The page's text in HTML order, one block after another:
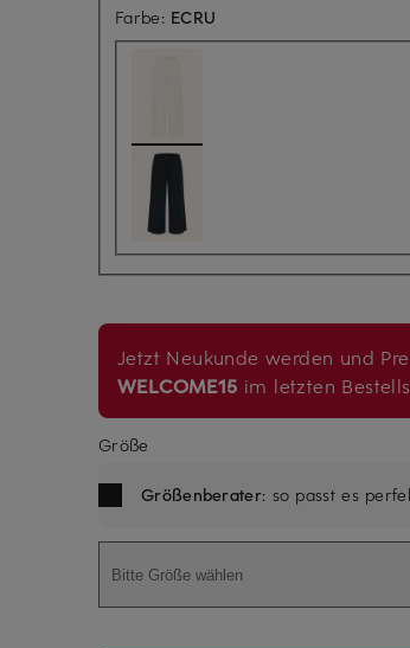
Farbe: ECRU
Jetzt Neukunde werden und
WELCOME15 im letzten
Größe
Größenberater: so passt es
Bitte Größe wählen